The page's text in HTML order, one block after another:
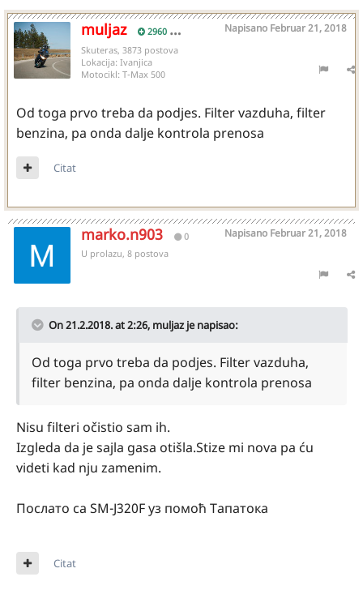
muljaz 2960 Napisano Februar 21, 2018
Skuteras, 3873 postova
Lokacija: Ivanjica
Motocikl: T-Max 500
Od toga prvo treba da podjes. Filter vazduha, filter
benzina, pa onda dalje kontrola prenosa
Citat
marko.n903 0 Napisano Februar 21, 2018
U prolazu, 8 postova
On 21.2.2018. at 2:26, muljazje napisao:
Od toga prvo treba da podjes. Filter vazduha,
filter benzina, pa onda dalje kontrola prenosa
Nisu filteri očistio sam ih.
Izgleda da je sajla gasa otišla.Stize mi nova pa ću
videti kad nju zamenim.
Послато са SM-J320F уз помоћ Тапатока
Citat